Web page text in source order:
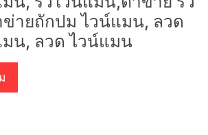
ายถักปม ไวน์แมน, ลวด
น, ลวด ไวน์แมน